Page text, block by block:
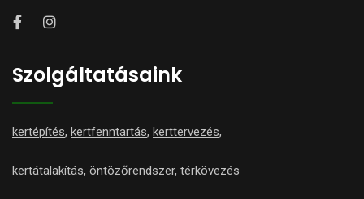
Szolgáltatásaink
kertépítés, kertfenntartás, kerttervezés,
kertátalakítás, öntözőrendszer, térkövezés